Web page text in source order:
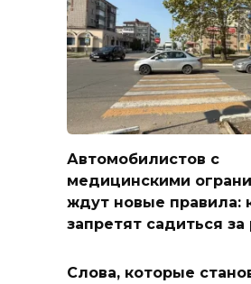
Автомобилистов с
медицинскими
ждут новые правила:
запретят садиться за
Слова, которые